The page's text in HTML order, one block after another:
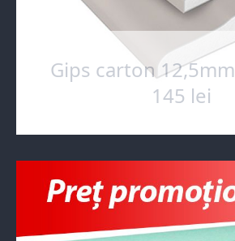
Gips carton
145 lei